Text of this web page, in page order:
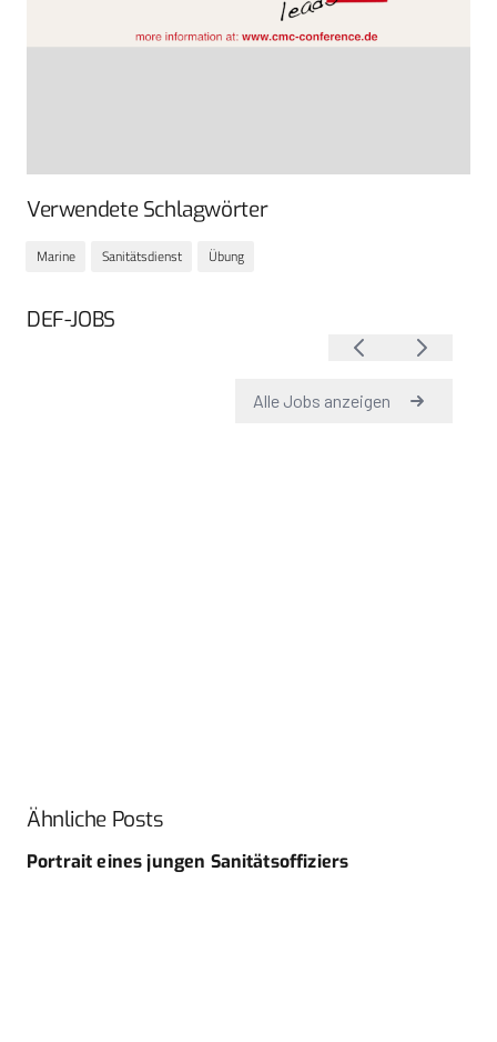
Verwendete Schlagwörter
Marine Sanitätsdienst Übung
DEF-JOBS
Ähnliche Posts
Portrait eines jungen Sanitätsoffiziers